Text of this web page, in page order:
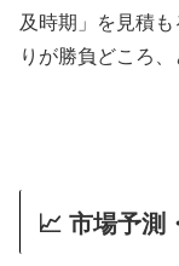
及時期」を見積
りが勝負どころ
📈 市場予測